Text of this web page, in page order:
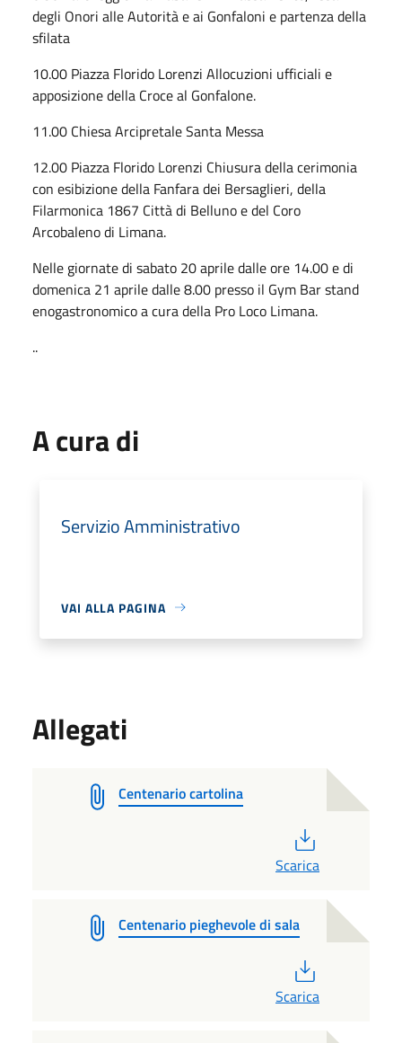
degli Onori alle Autori­tà e ai Gonfaloni e partenza della
sfilata
10.00 Piazza Florido Lorenzi Allocuzioni ufficiali e
apposizione della Cro­ce al Gonfalone.
11.00 Chiesa Arcipretale Santa Messa
12.00 Piazza Florido Lorenzi Chiusura della cerimonia
con esibizione del­la Fanfara dei Bersaglieri, della
Filarmonica 1867 Città di Belluno e del Coro
Arcobaleno di Limana.
Nelle giornate di sabato 20 aprile dalle ore 14.00 e di
domenica 21 aprile dalle 8.00 presso il Gym Bar stand
enogastronomico a cura della Pro Loco Limana.
..
A cura di
Servizio Amministrativo
VAI ALLA PAGINA
Allegati
Centenario cartolina
Scarica
Centenario pieghevole di sala
Scarica